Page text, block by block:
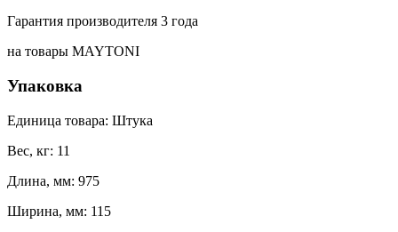
Гарантия производителя 3 года
на товары MAYTONI
Упаковка
Единица товара: Штука
Вес, кг: 11
Длина, мм: 975
Ширина, мм: 115